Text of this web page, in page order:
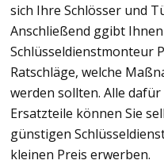
sich Ihre Schlösser und
Anschließend ggibt
Schlüsseldienstmonteur
Ratschläge, welche
werden sollten. Alle
Ersatzteile können Sie
günstigen
kleinen Preis erwerben.